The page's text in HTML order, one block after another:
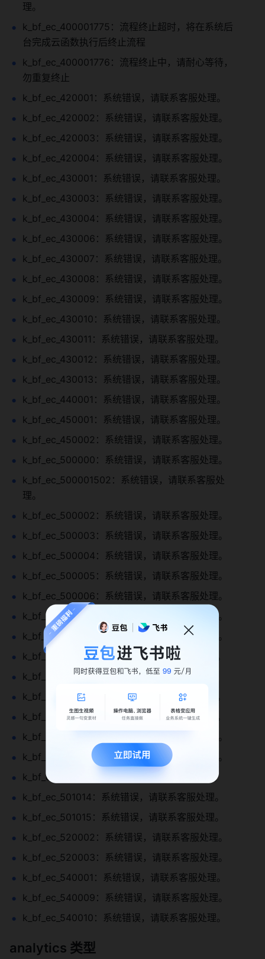
理。
k_bf_ec_400001775：流程终止超时，将在系统后
台完成云函数执行后终止流程
k_bf_ec_400001776：流程终止中，请耐心等待，
勿重复终止
k_bf_ec_420001：系统错误，请联系客服处理。
k_bf_ec_420002：系统错误，请联系客服处理。
k_bf_ec_420003：系统错误，请联系客服处理。
k_bf_ec_420004：系统错误，请联系客服处理。
k_bf_ec_430001：系统错误，请联系客服处理。
k_bf_ec_430003：系统错误，请联系客服处理。
k_bf_ec_430004：系统错误，请联系客服处理。
k_bf_ec_430006：系统错误，请联系客服处理。
k_bf_ec_430007：系统错误，请联系客服处理。
k_bf_ec_430008：系统错误，请联系客服处理。
k_bf_ec_430009：系统错误，请联系客服处理。
k_bf_ec_430010：系统错误，请联系客服处理。
k_bf_ec_430011：系统错误，请联系客服处理。
k_bf_ec_430012：系统错误，请联系客服处理。
k_bf_ec_430013：系统错误，请联系客服处理。
k_bf_ec_440001：系统错误，请联系客服处理。
k_bf_ec_450001：系统错误，请联系客服处理。
k_bf_ec_450002：系统错误，请联系客服处理。
k_bf_ec_500000：系统错误，请联系客服处理。
k_bf_ec_500001502：系统错误，请联系客服处
理。
k_bf_ec_500002：系统错误，请联系客服处理。
k_bf_ec_500003：系统错误，请联系客服处理。
k_bf_ec_500004：系统错误，请联系客服处理。
k_bf_ec_500005：系统错误，请联系客服处理。
k_bf_ec_500006：系统错误，请联系客服处理。
k_bf_ec_500008：系统错误，请联系客服处理。
k_bf_ec_500009：系统错误，请联系客服处理。
k_bf_ec_500010：系统错误，请联系客服处理。
k_bf_ec_500011：系统错误，请联系客服处理。
k_bf_ec_500012：系统错误，请联系客服处理。
k_bf_ec_500015：系统错误，请联系客服处理。
k_bf_ec_500020：系统错误，请联系客服处理。
k_bf_ec_500025：系统错误，请联系客服处理。
k_bf_ec_501011：系统错误，请联系客服处理。
k_bf_ec_501014：系统错误，请联系客服处理。
k_bf_ec_501015：系统错误，请联系客服处理。
k_bf_ec_520002：系统错误，请联系客服处理。
k_bf_ec_520003：系统错误，请联系客服处理。
k_bf_ec_540001：系统错误，请联系客服处理。
k_bf_ec_540009：系统错误，请联系客服处理。
k_bf_ec_540010：系统错误，请联系客服处理。
analytics 类型